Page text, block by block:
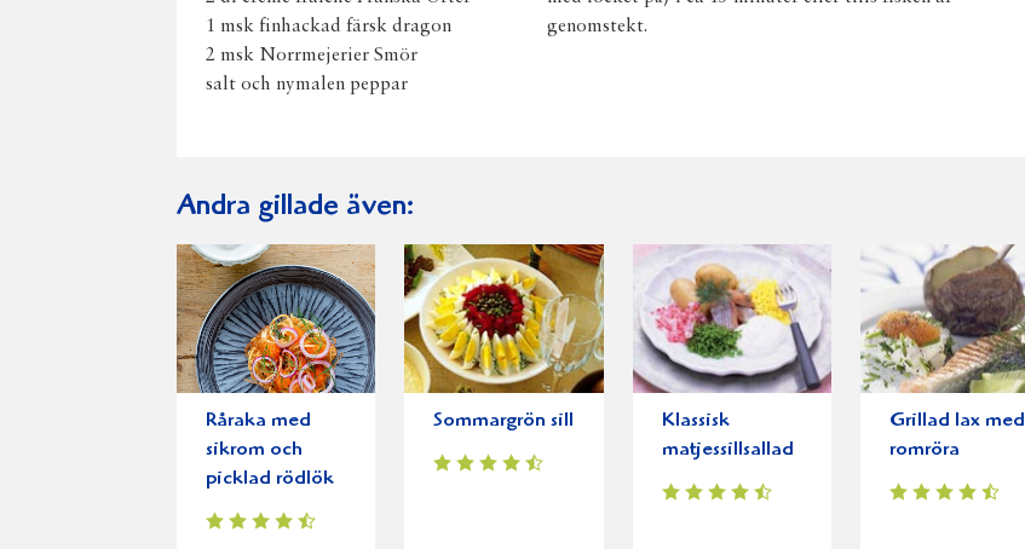
1 msk finhackad färsk dragon
2 msk Norrmejerier Smör
salt och nymalen peppar
genomstekt.
Andra gillade även:
Råraka med
sikrom och
picklad rödlök
Sommargrön sill
Klassisk
matjessillsallad
Grillad lax med
romröra